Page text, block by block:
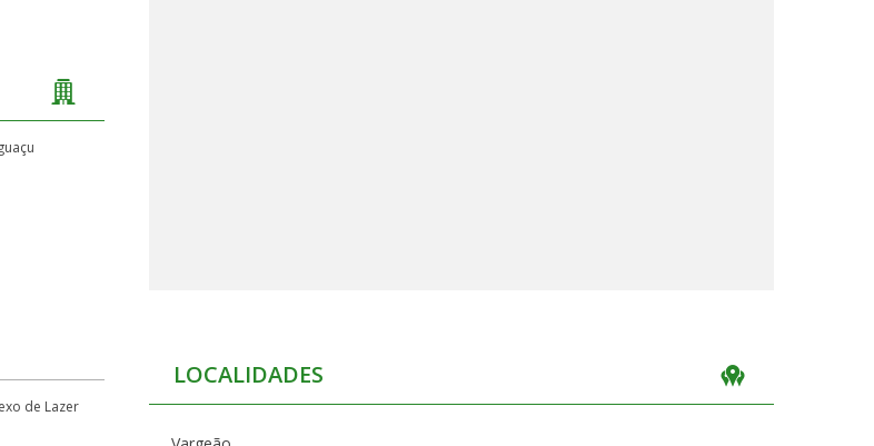
LOCALIDADES